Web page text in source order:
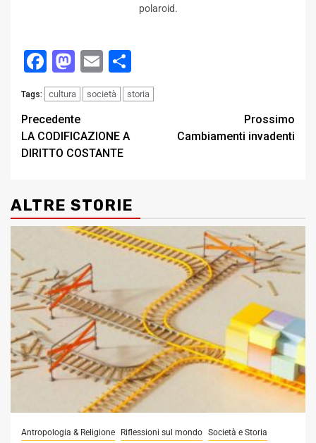
polaroid.
Facebook
Mastodon
Email
Tags: cultura società storia
Post
navigation
Precedente
LA CODIFICAZIONE A
DIRITTO COSTANTE
Prossimo
Cambiamenti invadenti
ALTRE STORIE
Antropologia & Religione Riflessioni sul mondo Società e Storia